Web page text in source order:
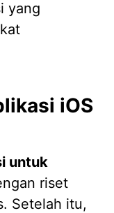
yang
iOS
untuk
riset
Setelah itu,